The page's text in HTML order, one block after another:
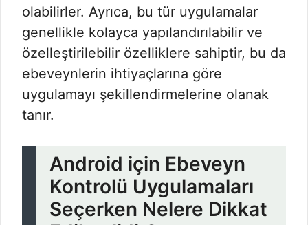
olabilirler. Ayrıca, bu tür uygulamalar
genellikle kolayca yapılandırılabilir ve
özelleştirilebilir özelliklere sahiptir, bu da
ebeveynlerin ihtiyaçlarına göre
uygulamayı şekillendirmelerine olanak
tanır.
Android için Ebeveyn
Kontrolü Uygulamaları
Seçerken Nelere Dikkat